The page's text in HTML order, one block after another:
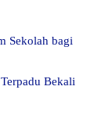
Sekolah bagi
Bekali